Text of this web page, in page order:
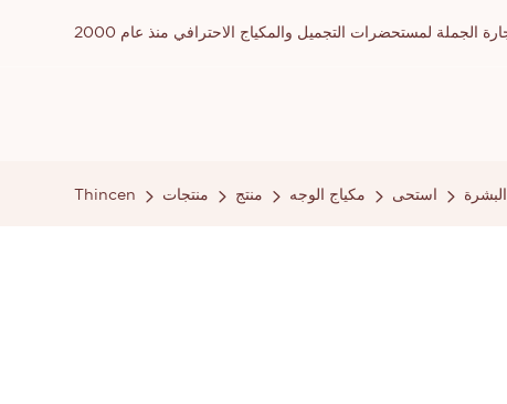
لمستحضرات التجميل والمكياج الاحترافي منذ عام 2000
Thincen منتجات منتج مكياج الوجه استحى